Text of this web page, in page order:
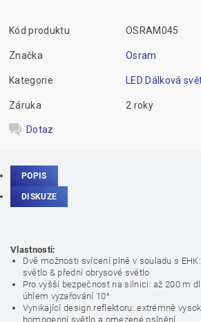
Kód produktu OSRAM045
Značka Osram
Kategorie LED Dálková
Záruka 2 roky
Dotaz
POPIS
DISKUZE
Vlastnosti:
Dvě možnosti svícení plně v souladu s
světlo & přední obrysové světlo
Pro vyšší bezpečnost na silnici: až 200 m
úhlem vyzařování 10°
Vynikající design reflektoru: extrémně
homogenní světlo a omezené oslnění